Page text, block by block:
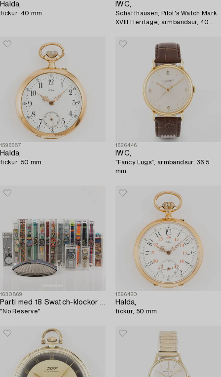
Halda,
fickur, 40 mm.
IWC,
Schaffhausen, Pilot's Watch Mark
XVIII Heritage, armbandsur, 40
1596587
Halda,
fickur, 50 mm.
1626446
IWC,
"Fancy Lugs", armbandsur, 36,5
mm.
1630869
Parti med 18 Swatch-klockor från omkring 1990,
"No Reserve".
1596420
Halda,
fickur, 50 mm.